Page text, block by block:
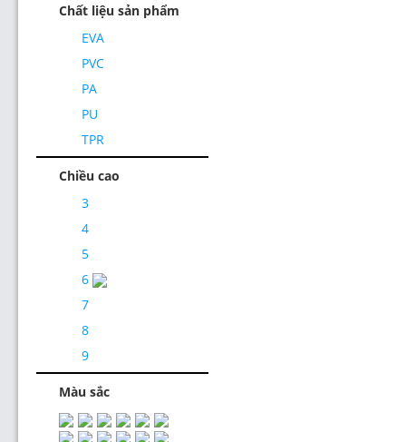
Chất liệu sản phẩm
EVA
PVC
PA
PU
TPR
Chiều cao
3
4
5
6
7
8
9
Màu sắc
Thiết Kế Website